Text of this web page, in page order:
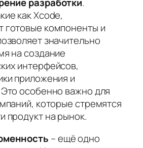
разработки.
как Xcode,
готовые компоненты и
значительно
на создание
интерфейсов,
приложения и
особенно важно для
которые стремятся
продукт на рынок.
– ещё одно